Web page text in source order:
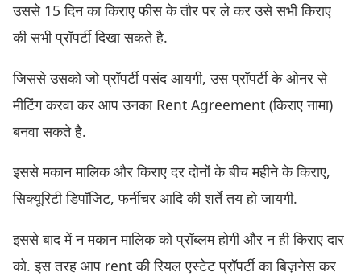
उससे 15 दिन का किराए फीस के तौर पर ले कर उसे सभी किराए
की सभी प्रॉपर्टी दिखा सकते है.
जिससे उसको जो प्रॉपर्टी पसंद आयगी, उस प्रॉपर्टी के ओनर से
मीटिंग करवा कर आप उनका Rent Agreement (किराए नामा)
बनवा सकते है.
इससे मकान मालिक और किराए दर दोनों के बीच महीने के किराए,
सिक्यूरिटी डिपॉजिट, फर्नीचर आदि की शर्ते तय हो जायगी.
इससे बाद में न मकान मालिक को प्रॉब्लम होगी और न ही किराए दार
को. इस तरह आप rent की रियल एस्टेट प्रॉपर्टी का बिज़नेस कर